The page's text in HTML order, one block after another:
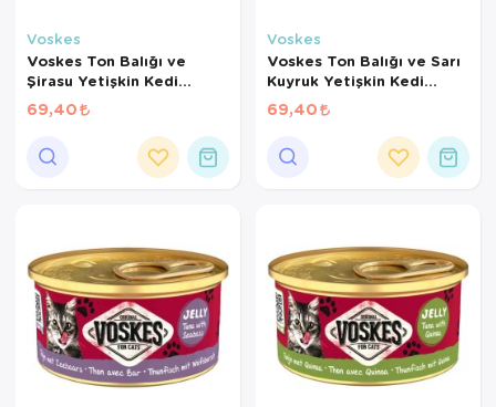
Voskes
Voskes Ton Balığı ve
Şirasu Yetişkin Kedi
Konservesi 85 Gr
69,40
Voskes
Voskes Ton Balığı ve Sarı
Kuyruk Yetişkin Kedi
Konservesi 85 Gr
69,40